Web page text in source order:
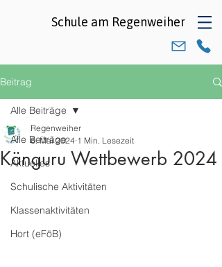
Schule am Regenweiher
Beitrag
Alle Beiträge
Aktuelles
Schulische Aktivitäten
Klassenaktivitäten
Hort (eFöB)
Alle Beiträge
Känguru Wettbewerb 2024
Regenweiher
6. Mai 2024 1 Min. Lesezeit